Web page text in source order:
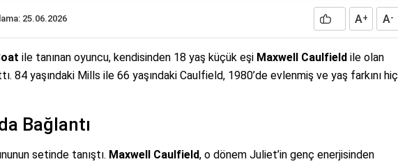
25.06.2026 A+ A-
ile tanınan oyuncu, kendisinden 18 yaş küçük eşi Maxwell Caulfield ile olan
84 yaşındaki Mills ile 66 yaşındaki Caulfield, 1980’de evlenmiş ve yaş farkını hiç
Bağlantı
setinde tanıştı. Maxwell Caulfield, o dönem Juliet’in genç enerjisinden